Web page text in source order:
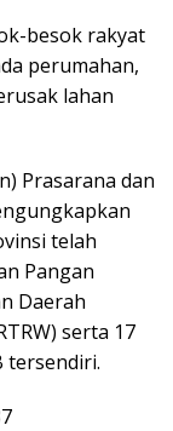
besok rakyat
perumahan,
lahan
Prasarana dan
telah
Pangan
Daerah
serta 17
tersendiri.